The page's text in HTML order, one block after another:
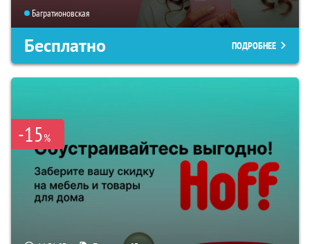
Багратионовская
Бесплатно ПОДРОБНЕЕ
-15%